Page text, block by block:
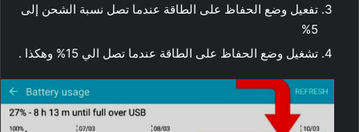
تفعيل وضع الحفاظ على الطاقة عندما تصل نسبة الشحن إلى
5%
تشغيل وضع الحفاظ على الطاقة عندما تصل الي 15% وهكذا .